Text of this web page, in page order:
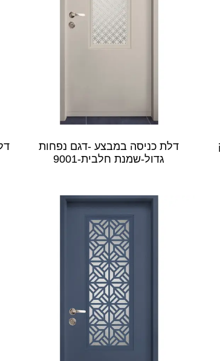
דלת כניסה במבצע -דגם נפחות
גדול-שמנת חלבית-9001